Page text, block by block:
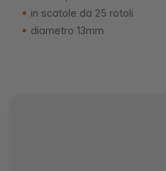
in scatole da 25 rotoli
diametro 13mm